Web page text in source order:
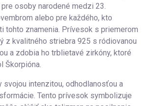
osoby narodené medzi 23.
alebo pre každého, kto
tohto znamenia. Prívesok s priemerom
z kvalitného striebra 925 s ródiovanou
a zdobia ho trblietavé zirkóny, ktoré
Škorpióna.
svojou intenzitou, odhodlanosťou a
Tento prívesok symbolizuje